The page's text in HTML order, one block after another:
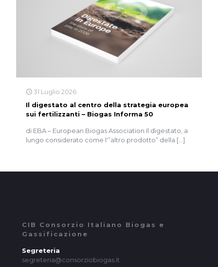
31 Luglio 2026
Il digestato al centro della strategia europea
sui fertilizzanti – Biogas Informa 50
di EBA – European Biogas Association Il digestato, a
lungo considerato come l'”altro prodotto” della […]
CIB Consorzio Italiano Biogas e
Gassificazione
Segreteria
segreteria@consorziobiogas.it